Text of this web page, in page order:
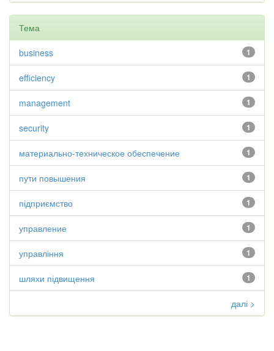
Тема
1
business
1
efficiency
1
management
1
security
1
материально-техническое обеспечение
1
пути повышения
1
підприємство
1
управление
1
управління
1
шляхи підвищення
далі >